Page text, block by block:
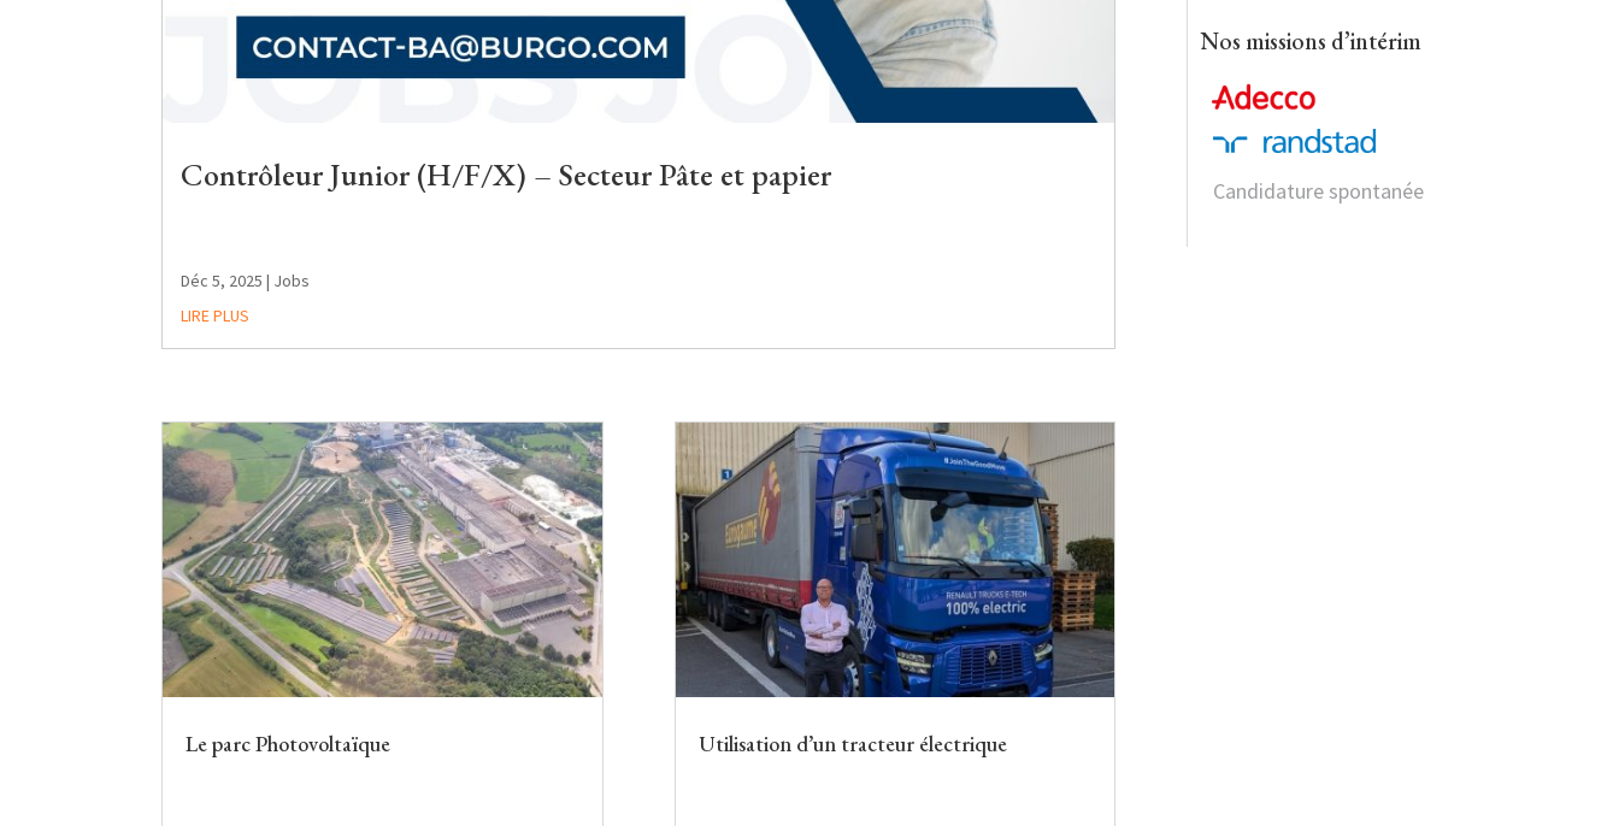
Contrôleur Junior (H/F/X) – Secteur Pâte et papier
Déc 5, 2025 | Jobs
LIRE PLUS
Le parc Photovoltaïque Utilisation d’un tracteur électrique
Nos missions d’intérim
Candidature spontanée